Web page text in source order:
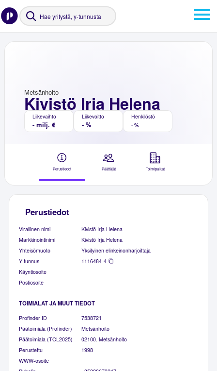
Kivistö Irja Helena
Metsänhoito
Liikevaihto
- milj. €
Liikevoitto
- %
Henkilöstö
- %
Perustiedot Päättäjät Toimipaikat
Perustiedot
Virallinen nimi
Kivistö Irja Helena
Markkinointinimi
Kivistö Irja Helena
Yhteisömuoto
Yksityinen elinkeinonharjoittaja
Y-tunnus
1116484-4
Käyntiosoite
Postiosoite
TOIMIALAT JA MUUT TIEDOT
Profinder ID
7538721
Päätoimiala (Profinder)
Metsänhoito
Päätoimiala (TOL2025)
02100. Metsänhoito
Perustettu
1998
WWW-osoite